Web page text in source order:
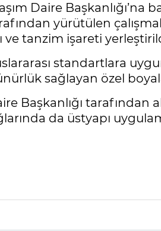
Daire Başkanlığı’na
yürütülen
ve tanzim işareti
standartlara
sağlayan özel
Başkanlığı tarafından
da üstyapı